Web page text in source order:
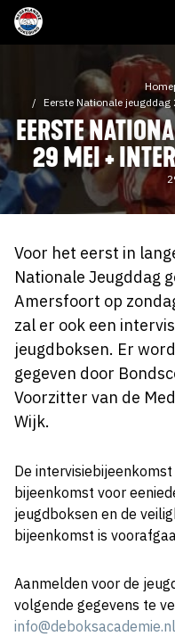
Eerste Nationale
EERSTE
29 MEI +
Voor het eerst in
Nationale Jeugddag
Amersfoort op
zal er ook een
jeugdboksen. Er
gegeven door
Voorzitter van de
Wijk.
De
bijeenkomst voor
jeugdboksen en de
bijeenkomst is
Aanmelden voor de
volgende gegevens te
info@deboksacademie.nl